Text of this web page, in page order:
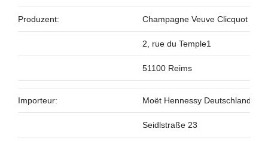
Produzent: Champagne Veuve Clicquot
2, rue du Temple1
51100 Reims
Importeur: Moët Hennessy Deutschland
Seidlstraße 23